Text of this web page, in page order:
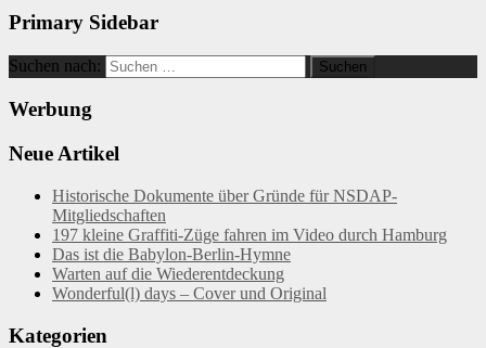
Primary Sidebar
Suchen nach:
Werbung
Neue Artikel
Historische Dokumente über Gründe für NSDAP-
Mitgliedschaften
197 kleine Graffiti-Züge fahren im Video durch Hamburg
Das ist die Babylon-Berlin-Hymne
Warten auf die Wiederentdeckung
Wonderful(l) days – Cover und Original
Kategorien